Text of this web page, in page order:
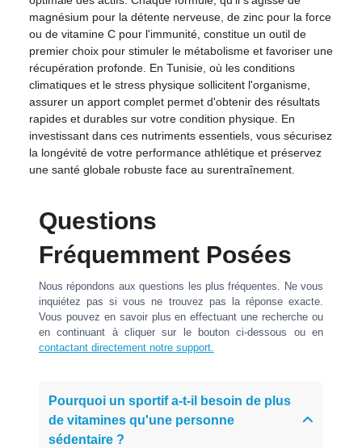
magnésium pour la détente nerveuse, de zinc pour la force
ou de vitamine C pour l'immunité, constitue un outil de
premier choix pour stimuler le métabolisme et favoriser une
récupération profonde. En Tunisie, où les conditions
climatiques et le stress physique sollicitent l'organisme,
assurer un apport complet permet d'obtenir des résultats
rapides et durables sur votre condition physique. En
investissant dans ces nutriments essentiels, vous sécurisez
la longévité de votre performance athlétique et préservez
une santé globale robuste face au surentraînement.
Questions
Fréquemment Posées
Nous répondons aux questions les plus fréquentes. Ne vous
inquiétez pas si vous ne trouvez pas la réponse exacte.
Vous pouvez en savoir plus en effectuant une recherche ou
en continuant à cliquer sur le bouton ci-dessous ou en
contactant directement notre support.
Pourquoi un sportif a-t-il besoin de plus
de vitamines qu'une personne
sédentaire ?